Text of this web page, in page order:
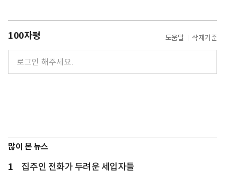
100자평 도움말 삭제기준
많이 본 뉴스
1 집주인 전화가 두려운 세입자들